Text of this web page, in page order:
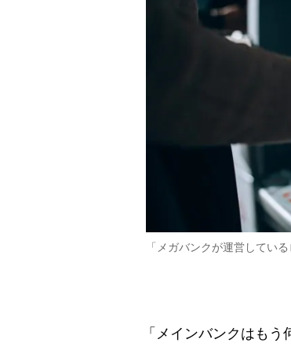
「メガバンクが運営してい
「メインバンクはも